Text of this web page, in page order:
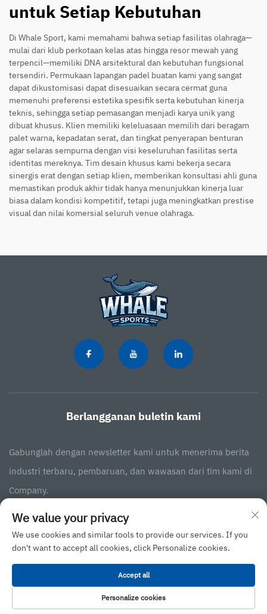
untuk Setiap Kebutuhan
Di Whale Sport, kami memahami bahwa setiap fasilitas olahraga—
mulai dari klub perkotaan kelas atas hingga resor mewah yang
terpencil—memiliki DNA arsitektural dan kebutuhan fungsional
tersendiri. Permukaan lapangan padel buatan kami yang sangat
dapat dikustomisasi dapat disesuaikan secara cermat guna
memenuhi preferensi estetika spesifik serta kebutuhan kinerja
teknis, sehingga setiap pemasangan menjadi karya unik yang
dibuat khusus. Klien memiliki keleluasaan memilih dari beragam
palet warna, kepadatan serat, dan tingkat penyerapan benturan
agar selaras sempurna dengan visi keseluruhan fasilitas serta
identitas mereknya. Tim desain khusus kami bekerja secara
sinergis erat dengan setiap klien, memberikan konsultasi ahli guna
memastikan produk akhir tidak hanya menunjukkan kinerja luar
biasa dalam kondisi kompetitif, tetapi juga meningkatkan prestise
visual dan nilai komersial seluruh venue olahraga.
Berlangganan buletin kami
Gabunglah dengan newsletter kami untuk menerima berita
industri terbaru, pembaruan, dan wawasan dari tim kami di
Company.
Berlangganan
Hak Cipta © 2025 oleh JINAN BINGXIN INTERNATIONAL BUSINESS CO.,LTD
Gulir ke atas
We value your privacy
We use cookies and similar tools to provide our services. If you
don't want to accept all cookies, click Personalize cookies.
Personalize cookies
Accept all